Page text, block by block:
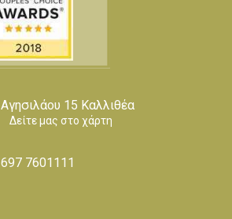
Αγησιλάου 15 Καλλιθέα
Δείτε μας στο χάρτη
697 7601111